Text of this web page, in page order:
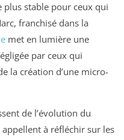
stable pour ceux qui
franchisé dans la
met en lumière une
par ceux qui
la création d’une micro-
de l’évolution du
appellent à réfléchir sur les